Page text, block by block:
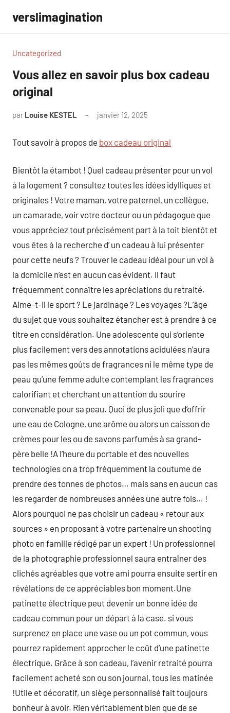
contenu
verslimagination
Uncategorized
Vous allez en savoir plus box cadeau
original
par Louise KESTEL janvier 12, 2025
Tout savoir à propos de box cadeau original
Bientôt la étambot ! Quel cadeau présenter pour un vol
à la logement ? consultez toutes les idées idylliques et
originales ! Votre maman, votre paternel, un collègue,
un camarade, voir votre docteur ou un pédagogue que
vous appréciez tout précisément part à la toit bientôt et
vous êtes à la recherche d’ un cadeau à lui présenter
pour cette neufs ? Trouver le cadeau idéal pour un vol à
la domicile n’est en aucun cas évident. Il faut
fréquemment connaître les apréciations du retraité.
Aime-t-il le sport ? Le jardinage ? Les voyages ?L’âge
du sujet que vous souhaitez étancher est à prendre à ce
titre en considération. Une adolescente qui s’oriente
plus facilement vers des annotations acidulées n’aura
pas les mêmes goûts de fragrances ni le même type de
peau qu’une femme adulte contemplant les fragrances
calorifiant et cherchant un attention du sourire
convenable pour sa peau. Quoi de plus joli que d’offrir
une eau de Cologne, une arôme ou alors un caisson de
crèmes pour les ou de savons parfumés à sa grand-
père belle !A l’heure du portable et des nouvelles
technologies on a trop fréquemment la coutume de
prendre des tonnes de photos… mais sans en aucun cas
les regarder de nombreuses années une autre fois… !
Alors pourquoi ne pas choisir un cadeau « retour aux
sources » en proposant à votre partenaire un shooting
photo en famille rédigé par un expert ! Un professionnel
de la photographie professionnel saura entraîner des
clichés agréables que votre ami pourra ensuite sertir en
révélations de ce appréciables bon moment.Une
patinette électrique peut devenir un bonne idée de
cadeau commun pour un départ à la case. si vous
surprenez en place une vase ou un pot commun, vous
pourrez rapidement approcher le coût d’une patinette
électrique. Grâce à son cadeau, l’avenir retraité pourra
facilement acheté son ou son journal, tous les matinée
!Utile et décoratif, un siège personnalisé fait toujours
bonheur à avoir. Rien véritablement bien que de se